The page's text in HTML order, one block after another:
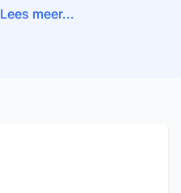
Lees meer...